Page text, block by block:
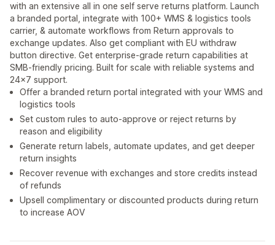
with an extensive all in one self serve returns platform. Launch
a branded portal, integrate with 100+ WMS & logistics tools
carrier, & automate workflows from Return approvals to
exchange updates. Also get compliant with EU withdraw
button directive. Get enterprise-grade return capabilities at
SMB-friendly pricing. Built for scale with reliable systems and
24×7 support.
Offer a branded return portal integrated with your WMS and
logistics tools
Set custom rules to auto-approve or reject returns by
reason and eligibility
Generate return labels, automate updates, and get deeper
return insights
Recover revenue with exchanges and store credits instead
of refunds
Upsell complimentary or discounted products during return
to increase AOV